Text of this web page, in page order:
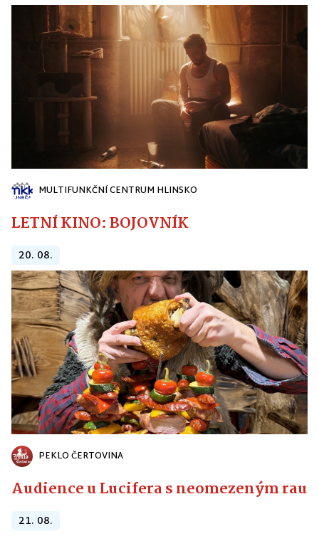
MULTIFUNKČNÍ CENTRUM HLINSKO
LETNÍ KINO: BOJOVNÍK
20. 08.
PEKLO ČERTOVINA
Audience u Lucifera s neomezeným
21. 08.